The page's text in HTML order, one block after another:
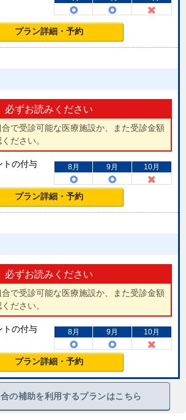
プラン詳細・予約
必ずお読みください
で受診可能な医療施設か、また受診金額
ださい。
トの付与
8月 9月 10月
プラン詳細・予約
必ずお読みください
で受診可能な医療施設か、また受診金額
ださい。
トの付与
8月 9月 10月
プラン詳細・予約
の補助を利用するプランはこちら